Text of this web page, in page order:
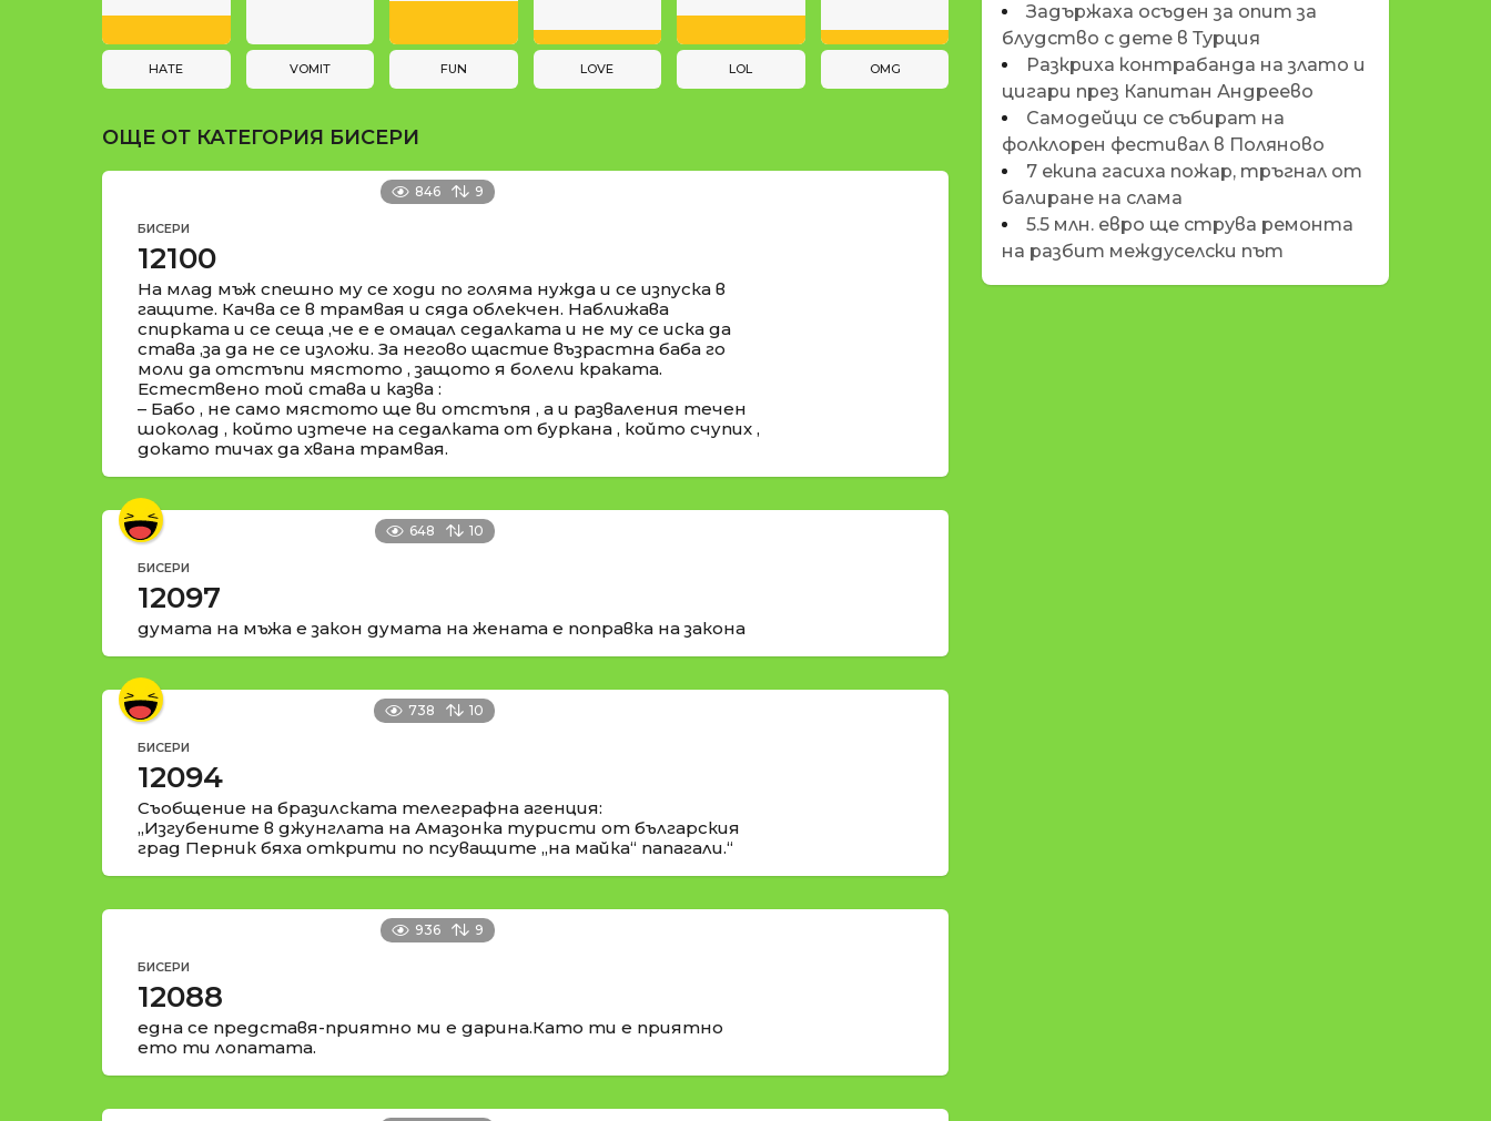
a
t
i
n
HATE VOMIT FUN LOVE LOL OMG
ОЩЕ ОТ КАТЕГОРИЯ БИСЕРИ
846 9
БИСЕРИ
12100
На млад мъж спешно му се ходи по голяма нужда и се изпуска в
гащите. Качва се в трамвая и сяда облекчен. Наближава
спирката и се сеща ,че е е омацал седалката и не му се иска да
става ,за да не се изложи. За негово щастие възрастна баба го
моли да отстъпи мястото , защото я болели краката.
Естествено той става и казва :
– Бабо , не само мястото ще ви отстъпя , а и разваления течен
шоколад , който изтече на седалката от буркана , който счупих ,
докато тичах да хвана трамвая.
648 10
БИСЕРИ
12097
думата на мъжа е закон думата на жената е поправка на закона
738 10
БИСЕРИ
12094
Съобщение на бразилската телеграфна агенция:
„Изгубените в джунглата на Амазонка туристи от българския
град Перник бяха открити по псуващите „на майка“ папагали.“
936 9
БИСЕРИ
12088
една се представя-приятно ми е дарина.Като ти е приятно
ето ти лопатата.
Задържаха осъден за опит за
блудство с дете в Турция
Разкриха контрабанда на злато и
цигари през Капитан Андреево
Самодейци се събират на
фолклорен фестивал в Поляново
7 екипа гасиха пожар, тръгнал от
балиране на слама
5.5 млн. евро ще струва ремонта
на разбит междуселски път